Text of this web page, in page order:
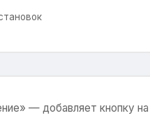
— добавляет кнопку